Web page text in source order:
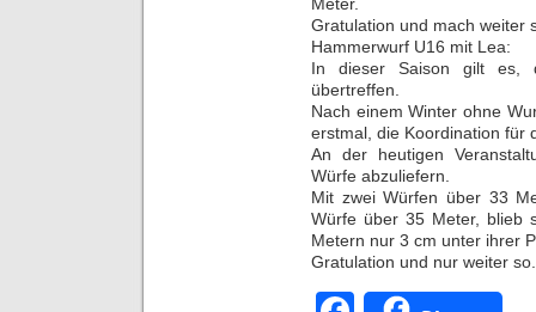
Gratulation und mach weiter
Hammerwurf U16 mit Lea:
In dieser Saison gilt es,
übertreffen.
Nach einem Winter ohne
erstmal, die Koordination für
An der heutigen
Würfe abzuliefern.
Mit zwei Würfen über 33
Würfe über 35 Meter, blieb
Metern nur 3 cm unter ihrer
Gratulation und nur weiter so.